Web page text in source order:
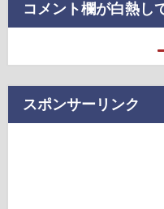
コメント欄が白熱し
スポンサーリンク